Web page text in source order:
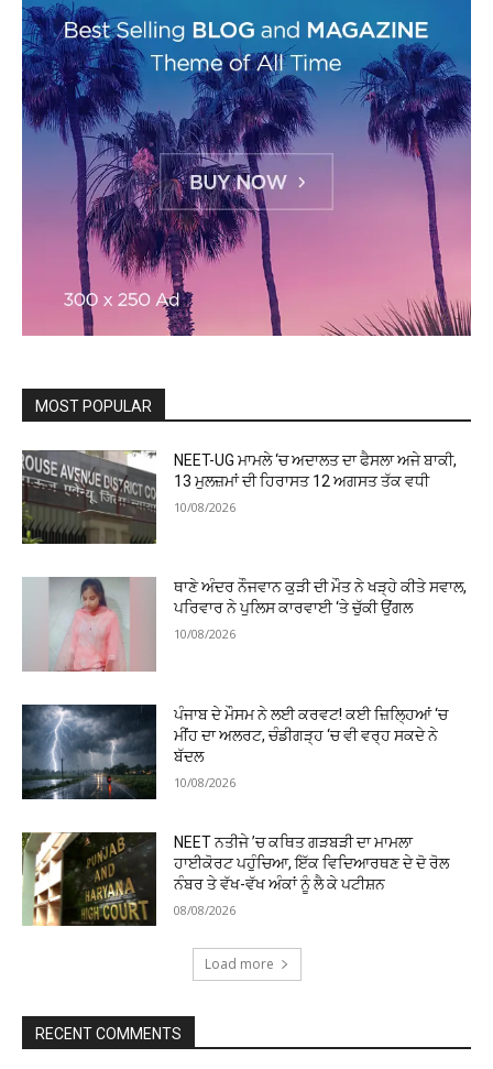
MOST POPULAR
NEET-UG ਮਾਮਲੇ ‘ਚ ਅਦਾਲਤ ਦਾ ਫੈਸਲਾ ਅਜੇ ਬਾਕੀ,
13 ਮੁਲਜ਼ਮਾਂ ਦੀ ਹਿਰਾਸਤ 12 ਅਗਸਤ ਤੱਕ ਵਧੀ
10/08/2026
ਥਾਣੇ ਅੰਦਰ ਨੌਜਵਾਨ ਕੁੜੀ ਦੀ ਮੌਤ ਨੇ ਖੜ੍ਹੇ ਕੀਤੇ ਸਵਾਲ,
ਪਰਿਵਾਰ ਨੇ ਪੁਲਿਸ ਕਾਰਵਾਈ ‘ਤੇ ਚੁੱਕੀ ਉਂਗਲ
10/08/2026
ਪੰਜਾਬ ਦੇ ਮੌਸਮ ਨੇ ਲਈ ਕਰਵਟ! ਕਈ ਜ਼ਿਲ੍ਹਿਆਂ ‘ਚ
ਮੀਂਹ ਦਾ ਅਲਰਟ, ਚੰਡੀਗੜ੍ਹ ‘ਚ ਵੀ ਵਰ੍ਹ ਸਕਦੇ ਨੇ
ਬੱਦਲ
10/08/2026
NEET ਨਤੀਜੇ ’ਚ ਕਥਿਤ ਗੜਬੜੀ ਦਾ ਮਾਮਲਾ
ਹਾਈਕੋਰਟ ਪਹੁੰਚਿਆ, ਇੱਕ ਵਿਦਿਆਰਥਣ ਦੇ ਦੋ ਰੋਲ
ਨੰਬਰ ਤੇ ਵੱਖ-ਵੱਖ ਅੰਕਾਂ ਨੂੰ ਲੈ ਕੇ ਪਟੀਸ਼ਨ
08/08/2026
Load more
RECENT COMMENTS